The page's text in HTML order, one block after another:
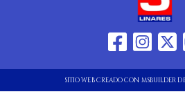
SITIO WEB CREADO CON MSBUILDER